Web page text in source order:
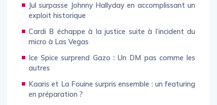
Jul surpasse Johnny Hallyday en accomplissant un
exploit historique
Cardi B échappe à la justice suite à l’incident du
micro à Las Vegas
Ice Spice surprend Gazo : Un DM pas comme les
autres
Kaaris et La Fouine surpris ensemble : un featuring
en préparation ?